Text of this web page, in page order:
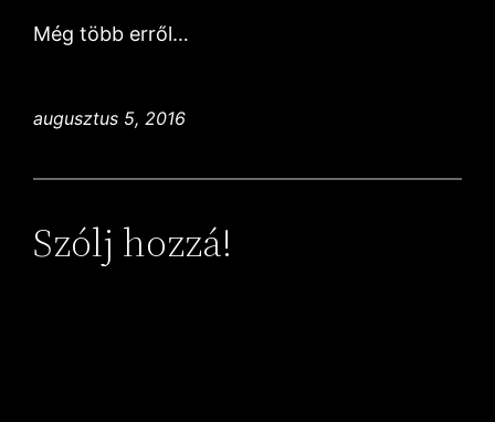
Még több erről…
augusztus 5, 2016
Szólj hozzá!